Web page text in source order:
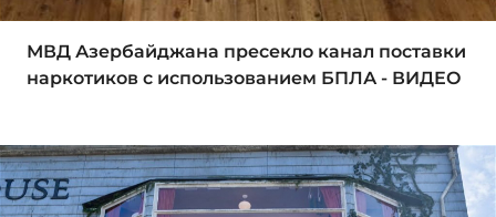
МВД Азербайджана пресекло канал поставки
наркотиков с использованием БПЛА - ВИДЕО